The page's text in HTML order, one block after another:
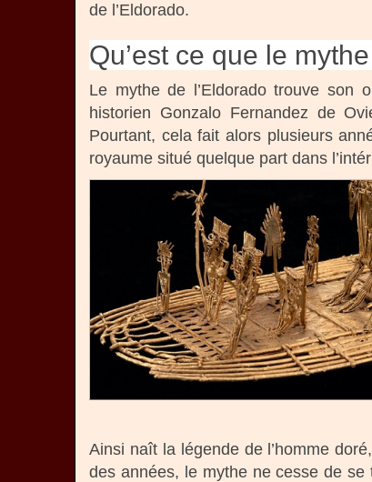
de l’Eldorado.
Qu’est ce que le
Le mythe de l’Eldorado trouve son
historien Gonzalo Fernandez de
Pourtant, cela fait alors plusieurs
royaume situé quelque part dans
Ainsi naît la légende de l’homme
des années, le mythe ne cesse de se